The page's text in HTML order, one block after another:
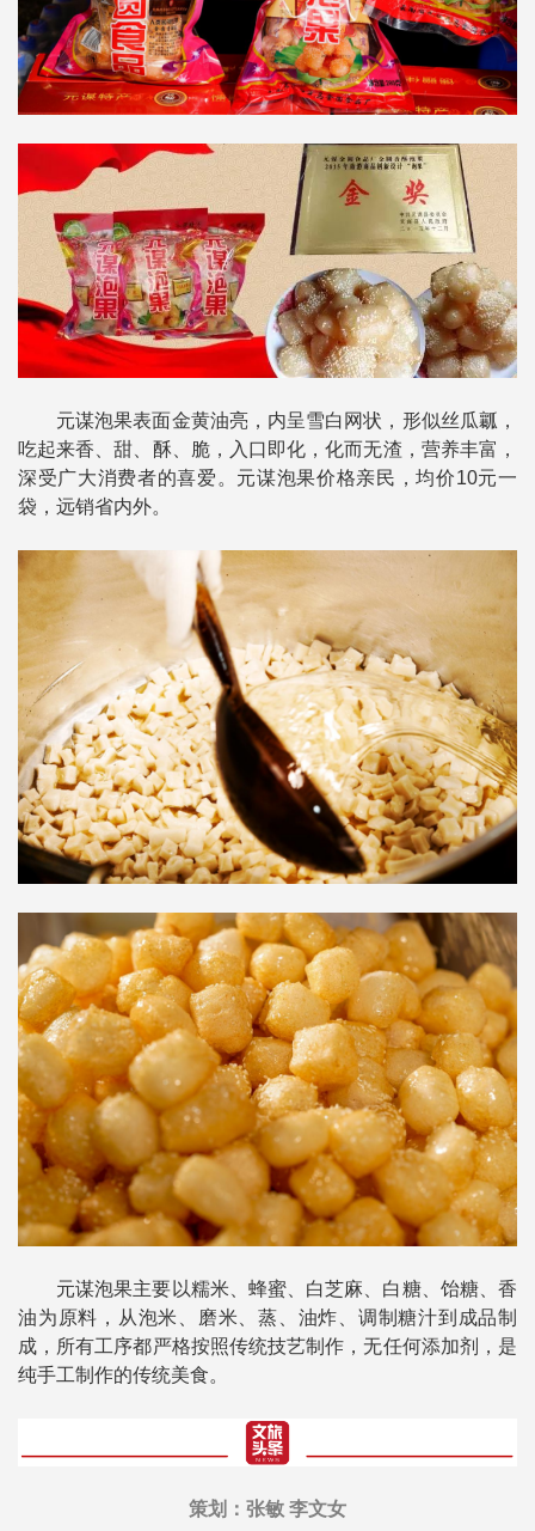
元谋泡果表面金黄油亮，内呈雪白网状，形似丝瓜瓤，
吃起来香、甜、酥、脆，入口即化，化而无渣，营养丰富，
深受广大消费者的喜爱。元谋泡果价格亲民，均价10元一
袋，远销省内外。
元谋泡果主要以糯米、蜂蜜、白芝麻、白糖、饴糖、香
油为原料，从泡米、磨米、蒸、油炸、调制糖汁到成品制
成，所有工序都严格按照传统技艺制作，无任何添加剂，是
纯手工制作的传统美食。
策划：张敏 李文女